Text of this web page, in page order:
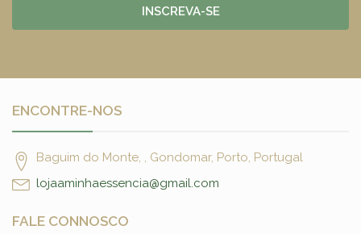
INSCREVA-SE
ENCONTRE-NOS
Baguim do Monte, , Gondomar, Porto, Portugal
lojaaminhaessencia@gmail.com
FALE CONNOSCO